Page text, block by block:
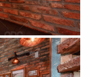
SABI
Spa